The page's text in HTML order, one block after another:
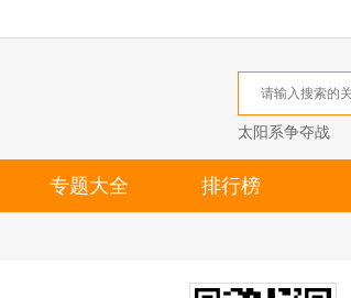
太阳系争夺战
专题大全 排行榜